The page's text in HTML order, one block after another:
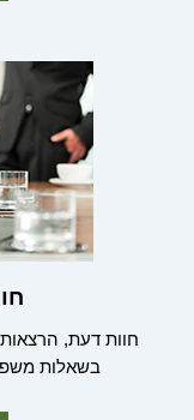
חוות דעת,
בשאלות